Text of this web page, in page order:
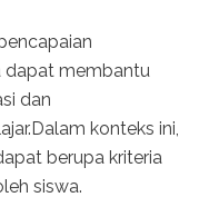
dapat membantu
dan
konteks ini,
berupa kriteria
siswa.